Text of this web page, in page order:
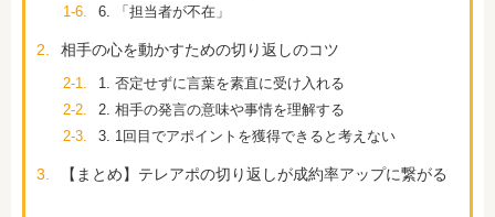
1-6.
6. 「担当者が不在」
2. 相手の心を動かすための切り返しのコツ
2-1.
1. 否定せずに言葉を素直に受け入れる
2-2.
2. 相手の発言の意味や事情を理解する
2-3.
3. 1回目でアポイントを獲得できると考えない
3. 【まとめ】テレアポの切り返しが成約率アップに繋がる